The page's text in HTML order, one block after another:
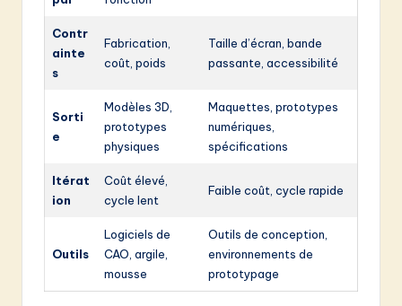
Contr
ainte
s
Fabrication,
coût, poids
Taille d’écran, bande
passante, accessibilité
Sorti
e
Modèles 3D,
prototypes
physiques
Maquettes, prototypes
numériques,
spécifications
Itérat
ion
Coût élevé,
cycle lent
Faible coût, cycle rapide
Outils
Logiciels de
CAO, argile,
mousse
Outils de conception,
environnements de
prototypage